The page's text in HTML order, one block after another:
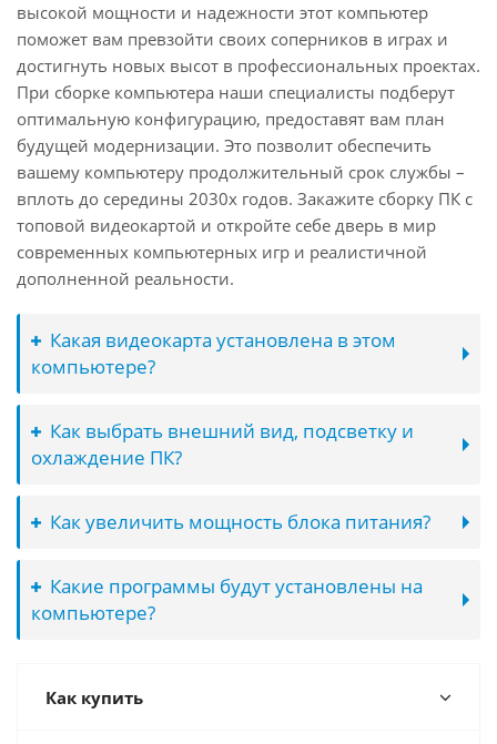
высокой мощности и надежности этот компьютер
поможет вам превзойти своих соперников в играх и
достигнуть новых высот в профессиональных проектах.
При сборке компьютера наши специалисты подберут
оптимальную конфигурацию, предоставят вам план
будущей модернизации. Это позволит обеспечить
вашему компьютеру продолжительный срок службы –
вплоть до середины 2030х годов. Закажите сборку ПК с
топовой видеокартой и откройте себе дверь в мир
современных компьютерных игр и реалистичной
дополненной реальности.
Какая видеокарта установлена в этом
компьютере?
Как выбрать внешний вид, подсветку и
охлаждение ПК?
Как увеличить мощность блока питания?
Какие программы будут установлены на
компьютере?
Как купить